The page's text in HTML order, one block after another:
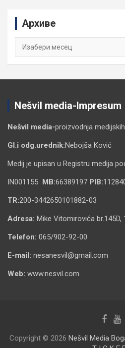
Архиве
Nešvil media-Impresum
Nešvil media-proizvodnja
Gl.i odg.urednik:Nebojša Ković
Medij je upisan u Registru medija
IN001155 MB:66389197 PIB:
TR:200-3442650101882-03
Adresa: Mike Vitomirovića br.145D,
Telefon: 065/902-92-00
E-mail: nesanesvil@gmail.com
Web: www.nesvil.com
Copyright © 2026 Nešvil Media